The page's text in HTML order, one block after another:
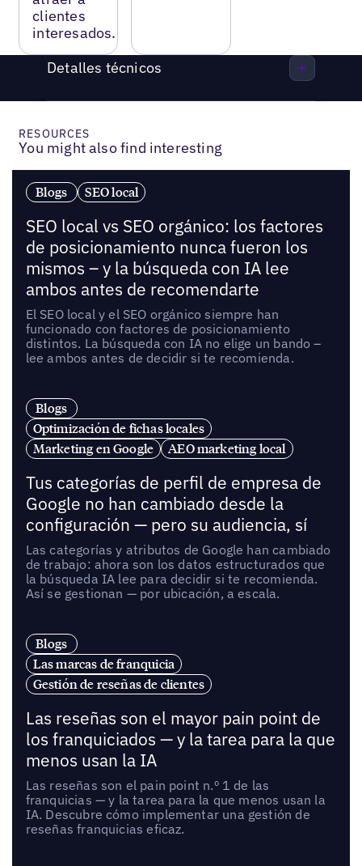
clientes
interesados.
Detalles técnicos
RESOURCES
You might also find interesting
Blogs SEO local
SEO local vs SEO orgánico: los factores
de posicionamiento nunca fueron los
mismos – y la búsqueda con IA lee
ambos antes de recomendarte
El SEO local y el SEO orgánico siempre han
funcionado con factores de posicionamiento
distintos. La búsqueda con IA no elige un bando –
lee ambos antes de decidir si te recomienda.
Blogs
Optimización de fichas locales
Marketing en Google
AEO marketing local
Tus categorías de perfil de empresa de
Google no han cambiado desde la
configuración — pero su audiencia, sí
Las categorías y atributos de Google han cambiado
de trabajo: ahora son los datos estructurados que
la búsqueda IA lee para decidir si te recomienda.
Así se gestionan — por ubicación, a escala.
Blogs
Las marcas de franquicia
Gestión de reseñas de clientes
Las reseñas son el mayor pain point de
los franquiciados — y la tarea para la que
menos usan la IA
Las reseñas son el pain point n.º 1 de las
franquicias — y la tarea para la que menos usan la
IA. Descubre cómo implementar una gestión de
reseñas franquicias eficaz.